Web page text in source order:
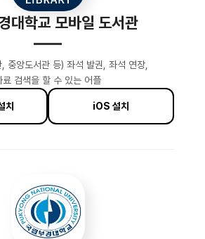
대학교 모바일 도서관
, 중앙도서관 등) 좌석 발권, 좌석 연장,
료 검색을 할 수 있는 어플
치 iOS 설치